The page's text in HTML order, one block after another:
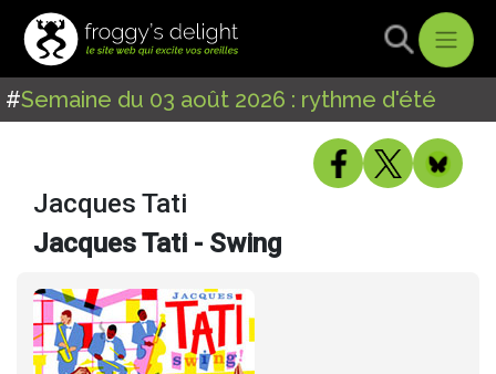
#Semaine du 03 août 2026 : rythme d'été
Jacques Tati
Jacques Tati - Swing